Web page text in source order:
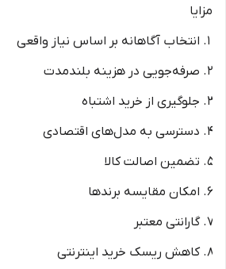
مزایا
انتخاب آگاهانه بر اساس نیاز واقعی
صرفه‌جویی در هزینه بلندمدت
جلوگیری از خرید اشتباه
دسترسی به مدل‌های اقتصادی
تضمین اصالت کالا
امکان مقایسه برندها
گارانتی معتبر
کاهش ریسک خرید اینترنتی